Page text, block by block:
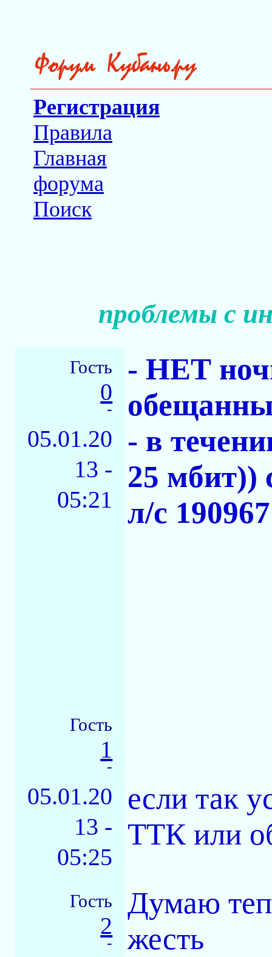
Регистрация
Правила
Главная
форума
Поиск
проблемы с
Гость
0
-
05.01.20
13 -
05:21
- НЕТ
- в
25 мбит))
л/с
Гость
1
-
05.01.20
13 -
05:25
если так
ТТК или
Гость
2
-
Думаю
жесть